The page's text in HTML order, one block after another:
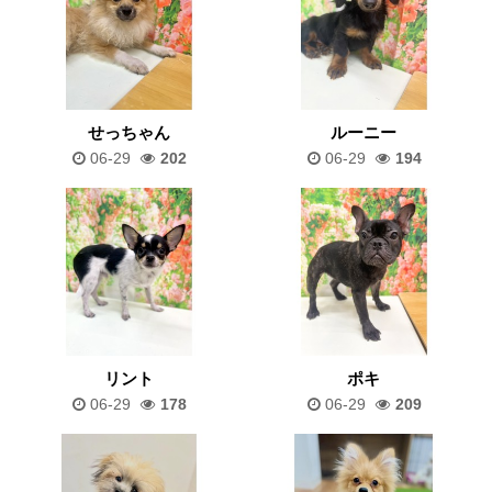
せっちゃん
06-29 202
ルーニー
06-29 194
リント
06-29 178
ポキ
06-29 209